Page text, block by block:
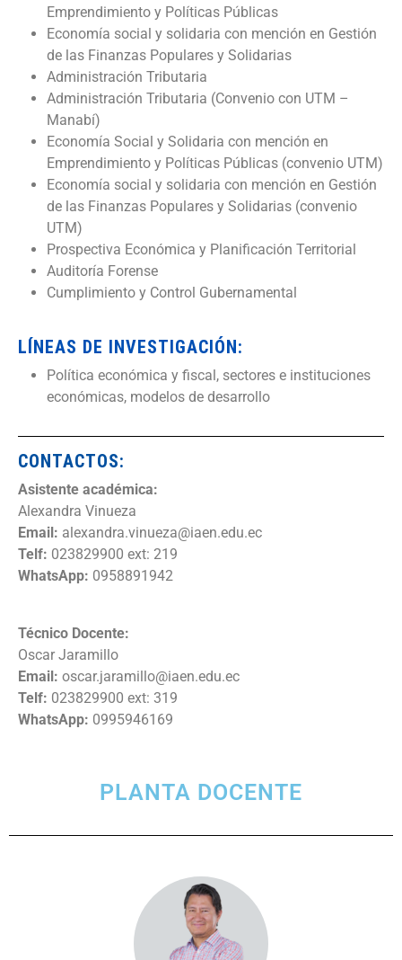
Emprendimiento y Políticas Públicas
Economía social y solidaria con mención en Gestión
de las Finanzas Populares y Solidarias
Administración Tributaria
Administración Tributaria (Convenio con UTM –
Manabí)
Economía Social y Solidaria con mención en
Emprendimiento y Políticas Públicas (convenio UTM)
Economía social y solidaria con mención en Gestión
de las Finanzas Populares y Solidarias (convenio
UTM)
Prospectiva Económica y Planificación Territorial
Auditoría Forense
Cumplimiento y Control Gubernamental
LÍNEAS DE INVESTIGACIÓN:
Política económica y fiscal, sectores e instituciones
económicas, modelos de desarrollo
CONTACTOS:
Asistente académica:
Alexandra Vinueza
Email: alexandra.vinueza@iaen.edu.ec
Telf: 023829900 ext: 219
WhatsApp: 0958891942
Técnico Docente:
Oscar Jaramillo
Email: oscar.jaramillo@iaen.edu.ec
Telf: 023829900 ext: 319
WhatsApp: 0995946169
PLANTA DOCENTE